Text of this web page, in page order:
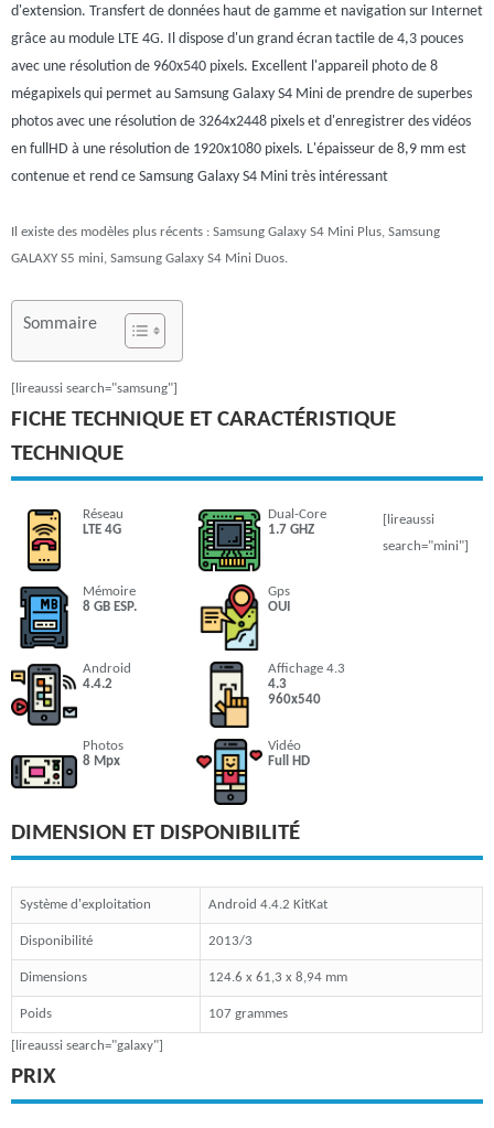
d'extension. Transfert de données haut de gamme et navigation sur Internet
grâce au module LTE 4G. Il dispose d'un grand écran tactile de 4,3 pouces
avec une résolution de 960x540 pixels. Excellent l'appareil photo de 8
mégapixels qui permet au Samsung Galaxy S4 Mini de prendre de superbes
photos avec une résolution de 3264x2448 pixels et d'enregistrer des vidéos
en fullHD à une résolution de 1920x1080 pixels. L'épaisseur de 8,9 mm est
contenue et rend ce Samsung Galaxy S4 Mini très intéressant
Il existe des modèles plus récents : Samsung Galaxy S4 Mini Plus, Samsung
GALAXY S5 mini, Samsung Galaxy S4 Mini Duos.
Sommaire
[lireaussi search="samsung"]
FICHE TECHNIQUE ET CARACTÉRISTIQUE
TECHNIQUE
Réseau
LTE 4G
Dual-Core
1.7 GHZ
Mémoire
8 GB ESP.
Gps
OUI
Android
4.4.2
Affichage 4.3
4.3
960x540
Photos
8 Mpx
Vidéo
Full HD
[lireaussi
search="mini"]
DIMENSION ET DISPONIBILITÉ
Système d'exploitation Android 4.4.2 KitKat
Disponibilité 2013/3
Dimensions 124.6 x 61,3 x 8,94 mm
Poids 107 grammes
[lireaussi search="galaxy"]
PRIX